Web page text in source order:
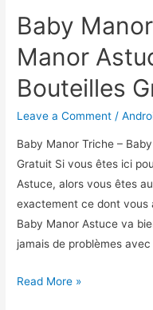
Baby
Manor
Bouteilles
Leave a Comment /
Baby Manor Triche –
Gratuit Si vous êtes ici
Astuce, alors vous êtes
exactement ce dont vous
Baby Manor Astuce va
jamais de problèmes
Baby
Read More »